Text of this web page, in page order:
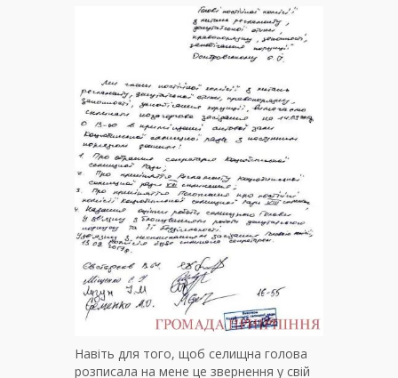
Навіть для того, щоб селищна голова
розписала на мене це звернення у свій